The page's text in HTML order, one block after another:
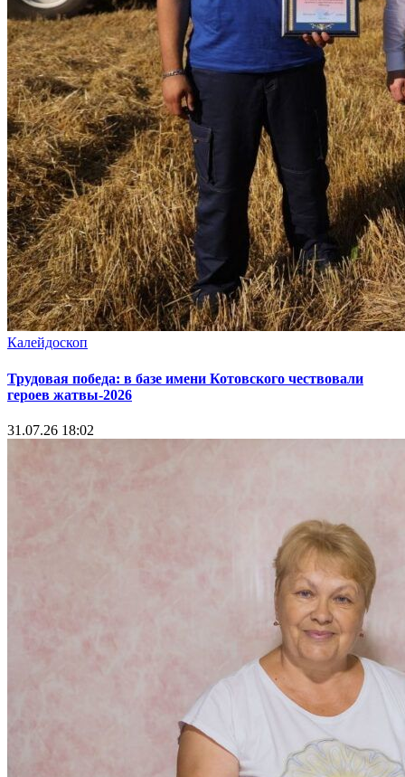
Калейдоскоп
Трудовая победа: в базе имени Котовского чествовали
героев жатвы-2026
31.07.26 18:02